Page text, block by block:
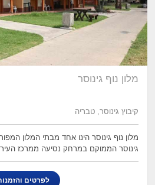
מלון נוף גינוסר
קיבוץ גינוסר, טבריה
מלון נוף גינוסר הינו אחד מבתי המלון
גינוסר הממוקם במרחק נסיעה ממרכז
לפרטים